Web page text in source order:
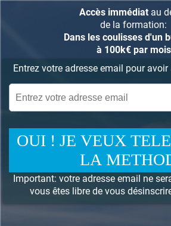
Accès immédiat au
de la formation:
Dans les coulisses d'un
à 100k€ par mois
Entrez votre adresse email pour
OUI ! JE VEUX
LA
Important: votre adresse email ne
vous êtes libre de vous